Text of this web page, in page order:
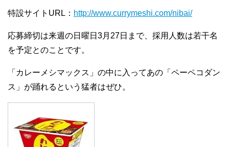
特設サイトURL： http://www.currymeshi.com/nibai/
応募締切は来週の日曜日3月27日まで、採用人数は若干名
を予定とのことです。
「カレーメシマックス」の中に入ってあの「ペーペコダン
ス」が踊れるという猛者はぜひ。